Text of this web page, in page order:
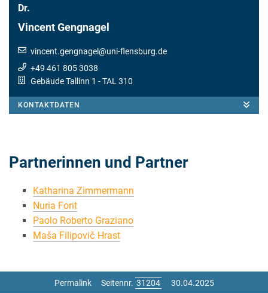
Dr.
Vincent Gengnagel
vincent.gengnagel@uni-flensburg.de
+49 461 805 3038
Gebäude Tallinn 1 - TAL 310
KONTAKTDATEN
Partnerinnen und Partner
Katharina Zimmermann
Nuria Font
Paolo Roberto Graziano
Maša Filipovič Hrast
Permalink Seitennr. 30.04.2025